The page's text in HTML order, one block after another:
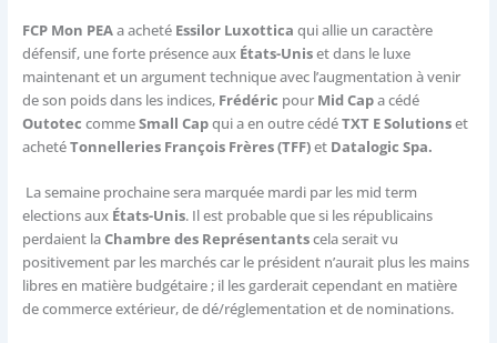
FCP Mon PEAa acheté Essilor Luxottica qui allie un caractère
défensif, une forte présence aux États-Uniset dans le luxe
maintenant et un argument technique avec l’augmentation à venir
de son poids dans les indices, Frédéric pour Mid Capa cédé
Outotec commeSmall Capqui a en outre cédéTXT E Solutionset
achetéTonnelleries François Frères (TFF)et Datalogic Spa.
La semaine prochaine sera marquée mardi par les mid term
elections aux États-Unis. Il est probable que si les républicains
perdaient laChambre des Représentantscela serait vu
positivement par les marchés car le président n’aurait plus les mains
libres en matière budgétaire ; il les garderait cependant en matière
de commerce extérieur, de dé/réglementation et de nominations.